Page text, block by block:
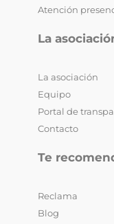
Atención
La
La asociación
Equipo
Portal de
Contacto
Te
Reclama
Blog